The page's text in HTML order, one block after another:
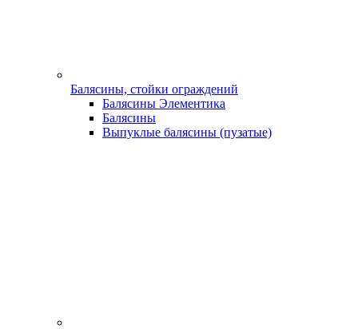
Балясины, стойки ограждений
Балясины Элементика
Балясины
Выпуклые балясины (пузатые)